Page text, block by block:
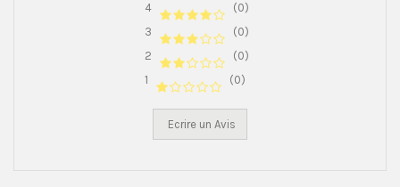
4
(0)
3
(0)
2
(0)
1
(0)
Ecrire un Avis